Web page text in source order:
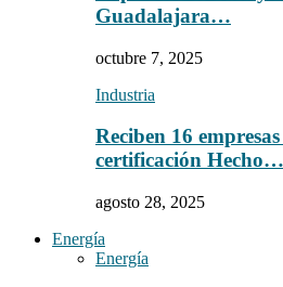
Guadalajara…
octubre 7, 2025
Industria
Reciben 16
certificación Hecho…
agosto 28, 2025
Energía
Energía